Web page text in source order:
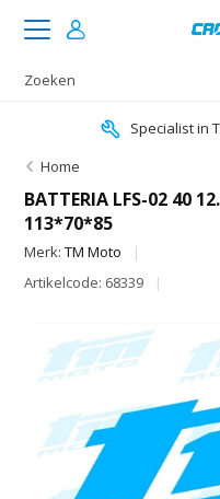
Specialist in
Home
BATTERIA LFS-02 40
113*70*85
Merk:TM Moto
Artikelcode: 68339